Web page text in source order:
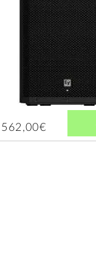
562,00€